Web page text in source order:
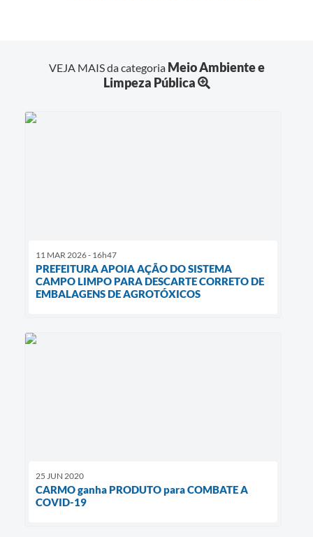
VEJA MAIS da categoria Meio Ambiente e
Limpeza Pública
11 MAR 2026 - 16h47
PREFEITURA APOIA AÇÃO DO SISTEMA
CAMPO LIMPO PARA DESCARTE CORRETO DE
EMBALAGENS DE AGROTÓXICOS
25 JUN 2020
CARMO ganha PRODUTO para COMBATE A
COVID-19